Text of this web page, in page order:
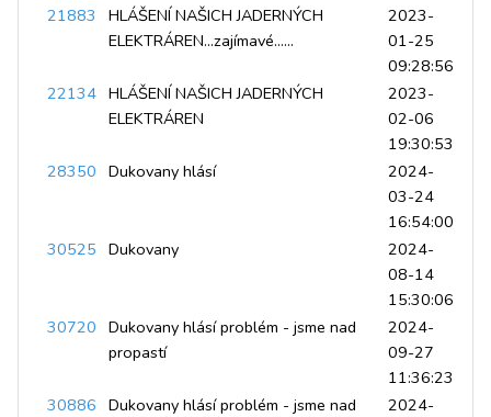
21883
HLÁŠENÍ NAŠICH JADERNÝCH
ELEKTRÁREN...zajímavé......
2023-
01-25
09:28:56
22134 HLÁŠENÍ NAŠICH JADERNÝCH
ELEKTRÁREN
2023-
02-06
19:30:53
28350 Dukovany hlásí
2024-
03-24
16:54:00
30525 Dukovany
2024-
08-14
15:30:06
30720 Dukovany hlásí problém - jsme nad
propastí
2024-
09-27
11:36:23
30886 Dukovany hlásí problém - jsme nad
2024-